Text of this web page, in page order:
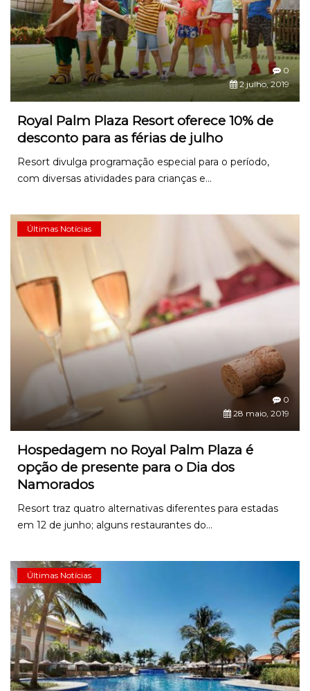
0
2 julho, 2019
Royal Palm Plaza Resort oferece 10% de
desconto para as férias de julho
Resort divulga programação especial para o período,
com diversas atividades para crianças e...
Últimas Notícias
0
28 maio, 2019
Hospedagem no Royal Palm Plaza é
opção de presente para o Dia dos
Namorados
Resort traz quatro alternativas diferentes para estadas
em 12 de junho; alguns restaurantes do...
Últimas Notícias